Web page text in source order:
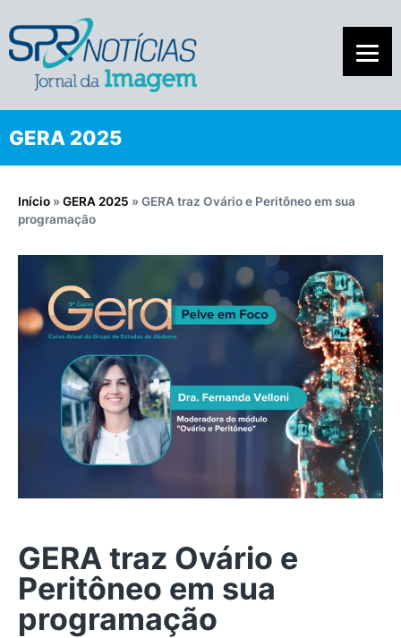
GERA 2025
Início » GERA 2025 » GERA traz Ovário e Peritôneo em sua
programação
GERA traz Ovário e
Peritôneo em sua
programação